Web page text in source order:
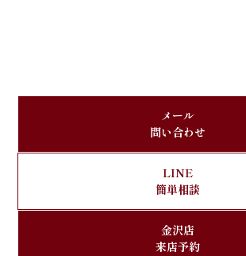
メール
問い合わせ
LINE
簡単相談
金沢店
来店予約